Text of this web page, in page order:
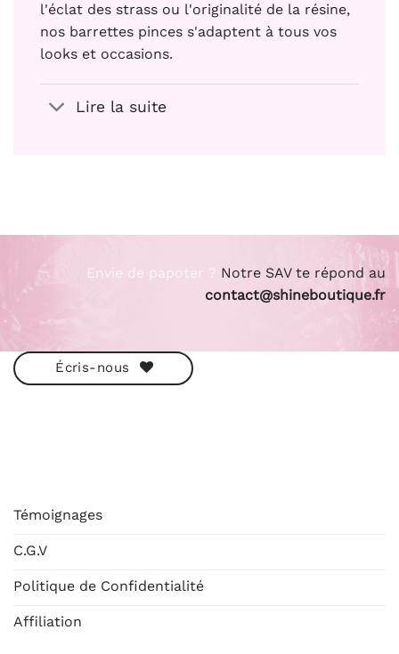
l'éclat des strass ou l'originalité de la résine,
nos barrettes pinces s'adaptent à tous vos
looks et occasions.
Lire la suite
Envie de papoter ? Notre SAV te répond au
contact@shineboutique.fr
Écris-nous
Témoignages
C.G.V
Politique de Confidentialité
Affiliation